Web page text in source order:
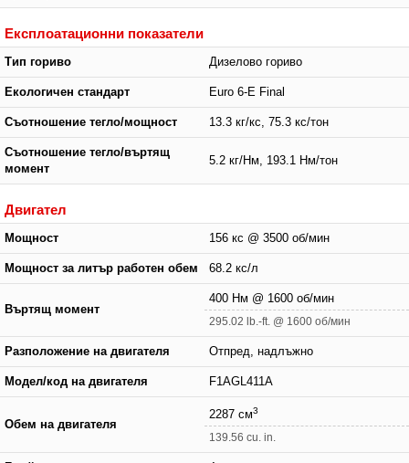
Експлоатационни показатели
Тип гориво Дизелово гориво
Екологичен стандарт Euro 6-E Final
Съотношение тегло/мощност 13.3 кг/кс, 75.3 кс/тон
Съотношение тегло/въртящ
момент
5.2 кг/Нм, 193.1 Нм/тон
Двигател
Мощност 156 кс @ 3500 об/мин
Мощност за литър работен обем 68.2 кс/л
Въртящ момент
400 Нм @ 1600 об/мин
295.02 lb.-ft. @ 1600 об/мин
Разположение на двигателя Отпред, надлъжно
Модел/код на двигателя F1AGL411A
Обем на двигателя
2287 см3
139.56 cu. in.